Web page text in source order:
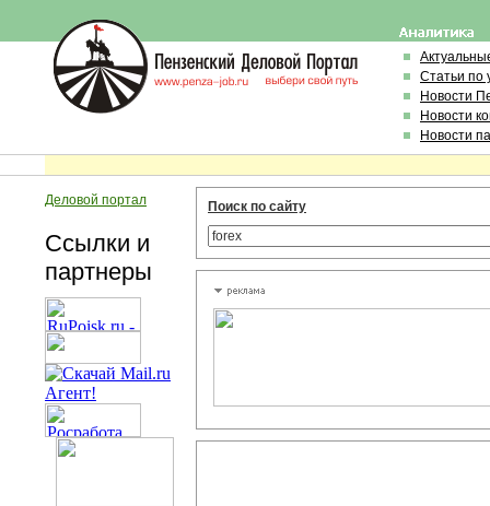
Статьи по
Новости
Новости
Новости
Деловой портал
Ссылки и
партнеры
Поиск по сайту